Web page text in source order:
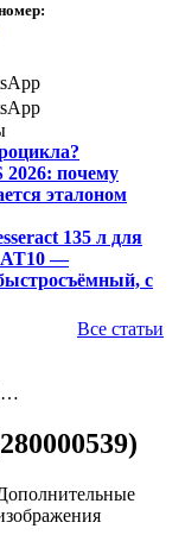
2026: почему
эталоном
135 л для
AT10 —
с
Все статьи